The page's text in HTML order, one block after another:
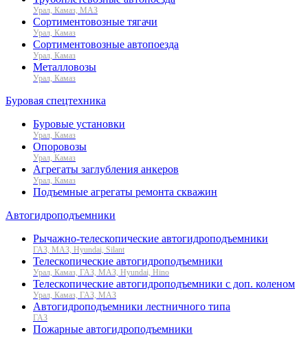
Урал, Камаз, МАЗ
Сортиментовозные тягачи
Урал, Камаз
Сортиментовозные автопоезда
Урал, Камаз
Металловозы
Урал, Камаз
Буровая спецтехника
Буровые установки
Урал, Камаз
Опоровозы
Урал, Камаз
Агрегаты заглубления анкеров
Урал, Камаз
Подъемные агрегаты ремонта скважин
Автогидроподъемники
Рычажно-телескопические автогидроподъемники
ГАЗ, МАЗ, Hyundai, Silant
Телескопические автогидроподъемники
Урал, Камаз, ГАЗ, МАЗ, Hyundai, Hino
Телескопические автогидроподъемники с доп. коленом
Урал, Камаз, ГАЗ, МАЗ
Автогидроподъемники лестничного типа
ГАЗ
Пожарные автогидроподъемники